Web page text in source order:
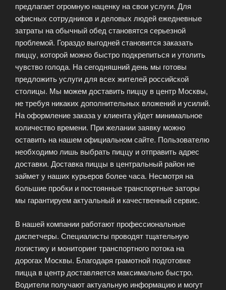
предлагает огромную наценку на свои услуги. Для
офисных сотрудников и деловых людей ежедневные
затраты на обычный обед становятся серьезной
проблемой. Гораздо выгодней становится заказать
пиццу, которой можно быстро подкрепиться и утолить
чувство голода. На сегодняшний день мы готовы
предложить услуги для всех жителей российской
столицы. Мы можем доставить пиццу в центр Москвы,
не требуя никаких дополнительных вложений и усилий.
На оформление заказа у клиента уйдет минимальное
количество времени. При желании заявку можно
оставить на нашем официальном сайте. Пользователю
необходимо лишь выбрать пиццу и отправить адрес
доставки. Доставка пиццы в центральный район не
займет у наших курьеров более часа. Несмотря на
большие пробки и постоянные транспортные заторы
мы гарантируем актуальный и качественный сервис.
В нашей компании работают профессиональные
диспетчеры. Специалисты проводят тщательную
логистику и мониторинг транспортного потока на
дорогах Москвы. Благодаря грамотной подготовке
пицца в центр доставляется максимально быстро.
Водители получают актуальную информацию и могут